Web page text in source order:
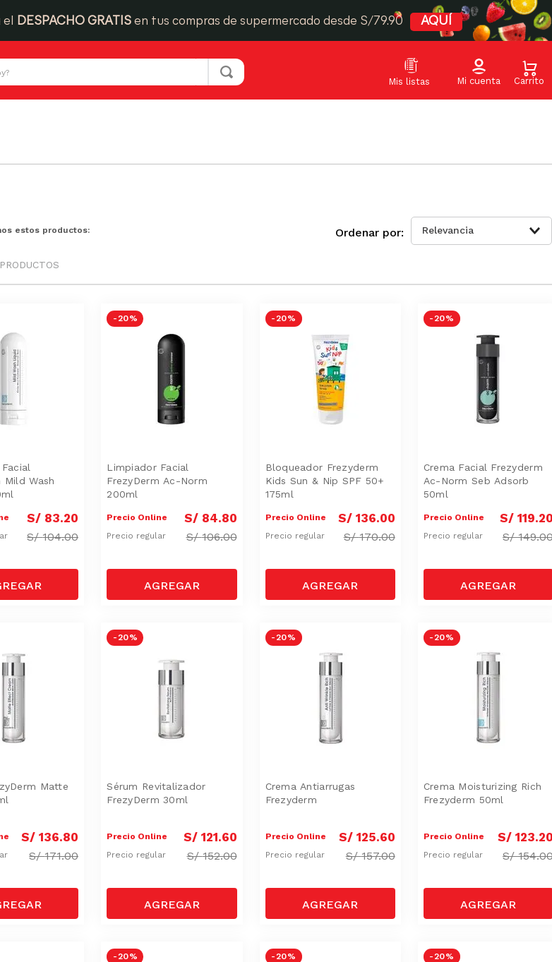
el DESPACHO GRATIS en tus compras de supermercado desde S/79.90 AQUÍ
estos productos:
PRODUCTOS
Relevancia
Mild Wash
S/ 83.20
S/104.00
-20 %
Limpiador Facial
FrezyDerm Ac-Norm
200ml
Precio Online S/ 84.80
Precio regular S/106.00
-20 %
Bloqueador Frezyderm
Kids Sun & Nip SPF 50+
175ml
Precio Online S/ 136.00
Precio regular S/170.00
-20 %
Crema Facial Frezyderm
Ac-Norm Seb Adsorb
50ml
Precio Online S/ 119.
Precio regular S/
Matte
S/ 136.80
S/171.00
-20 %
Sérum Revitalizador
FrezyDerm 30ml
Precio Online S/ 121.60
Precio regular S/152.00
-20 %
Crema Antiarrugas
Frezyderm
Precio Online S/ 125.60
Precio regular S/157.00
-20 %
Crema Moisturizing Rich
Frezyderm 50ml
Precio Online S/ 123.
Precio regular S/
-20 % -20 % -20 %